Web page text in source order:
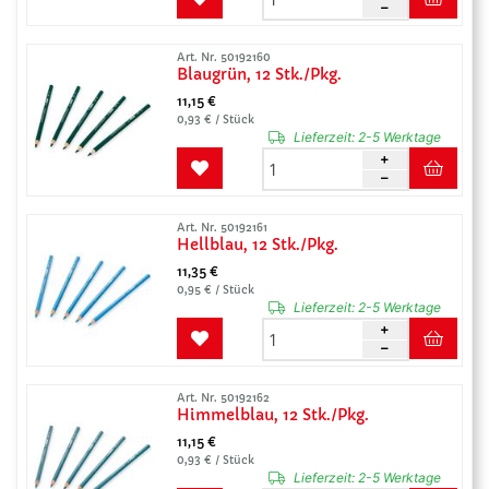
Art. Nr. 50192160
Blaugrün, 12 Stk./Pkg.
11,15 €
0,93 € / Stück
Lieferzeit:2-5 Werktage
Art. Nr. 50192161
Hellblau, 12 Stk./Pkg.
11,35 €
0,95 € / Stück
Lieferzeit:2-5 Werktage
Art. Nr. 50192162
Himmelblau, 12 Stk./Pkg.
11,15 €
0,93 € / Stück
Lieferzeit:2-5 Werktage